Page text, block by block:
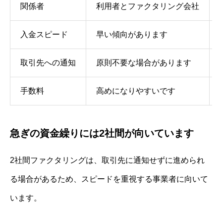
関係者 利用者とファクタリング会社
入金スピード 早い傾向があります
取引先への通知 原則不要な場合があります
手数料 高めになりやすいです
急ぎの資金繰りには2社間が向いています
2社間ファクタリングは、取引先に通知せずに進められ
る場合があるため、スピードを重視する事業者に向いて
います。